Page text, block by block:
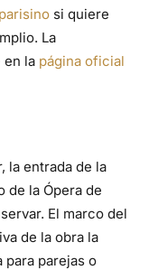
si quiere
La
en la página oficial
la entrada de la
de la Ópera de
El marco del
de la obra la
parejas o